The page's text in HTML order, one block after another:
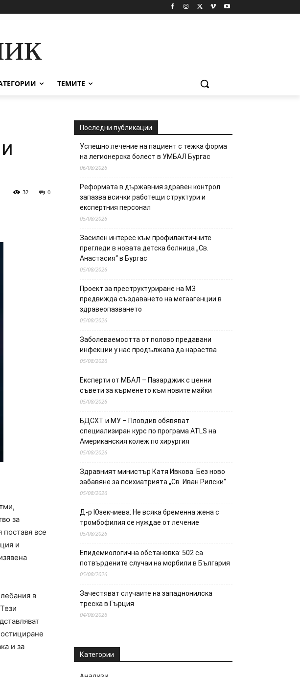
ТЕМИТЕ
0
32
за
все
и
в
и за
Последни публикации
Успешно лечение на пациент с тежка форма
на легионерска болест в УМБАЛ Бургас
06/08/2026
Реформата в държавния здравен контрол
запазва всички работещи структури и
експертния персонал
05/08/2026
Засилен интерес към профилактичните
прегледи в новата детска болница „Св.
Анастасия“ в Бургас
05/08/2026
Проект за преструктуриране на МЗ
предвижда създаването на мегаагенции в
здравеопазването
05/08/2026
Заболеваемостта от полово предавани
инфекции у нас продължава да нараства
05/08/2026
Експерти от МБАЛ – Пазарджик с ценни
съвети за кърменето към новите майки
05/08/2026
БДСХТ и МУ – Пловдив обявяват
специализиран курс по програма ATLS на
Американския колеж по хирургия
05/08/2026
Здравният министър Катя Ивкова: Без ново
забавяне за психиатрията „Св. Иван Рилски“
05/08/2026
Д-р Юзекчиева: Не всяка бременна жена с
тромбофилия се нуждае от лечение
05/08/2026
Епидемиологична обстановка: 502 са
потвърдените случаи на морбили в България
05/08/2026
Зачестяват случаите на западнонилска
треска в Гърция
04/08/2026
Категории